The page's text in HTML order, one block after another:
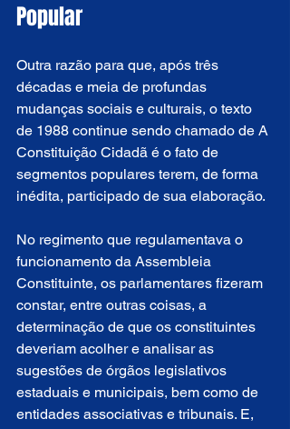
Popular
Outra razão para que, após três
décadas e meia de profundas
mudanças sociais e culturais, o texto
de 1988 continue sendo chamado de A
Constituição Cidadã é o fato de
segmentos populares terem, de forma
inédita, participado de sua elaboração.
No regimento que regulamentava o
funcionamento da Assembleia
Constituinte, os parlamentares fizeram
constar, entre outras coisas, a
determinação de que os constituintes
deveriam acolher e analisar as
sugestões de órgãos legislativos
estaduais e municipais, bem como de
entidades associativas e tribunais. E,